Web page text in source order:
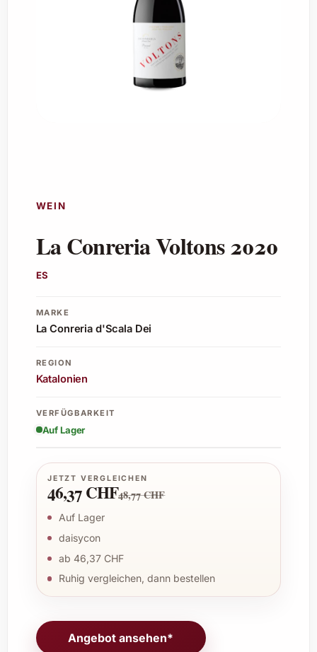
WEIN
La Conreria Voltons 2020
ES
MARKE
La Conreria d'Scala Dei
REGION
Katalonien
VERFÜGBARKEIT
Auf Lager
JETZT VERGLEICHEN
46,37 CHF48,77 CHF
Auf Lager
daisycon
ab 46,37 CHF
Ruhig vergleichen, dann bestellen
Angebot ansehen*